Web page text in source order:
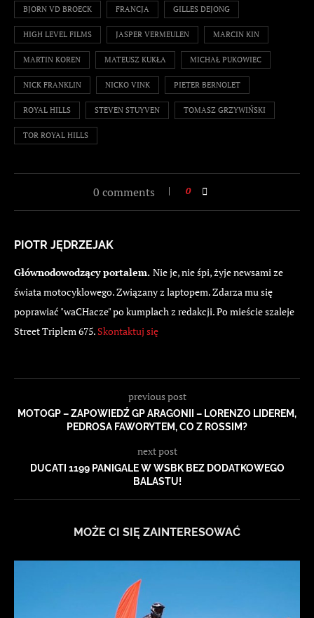
BJORN VD BROECK FRANCJA GILLES DEJONG
HIGH LEVEL FILMS JASPER VERMEULEN MARCIN KIN
MARTIN KOREN MATEUSZ KUKŁA MICHAŁ PUKOWIEC
NICK FRANKLIN NICKO VINK PIETER BERNOLET
ROYAL HILLS STEVEN STUYVEN TOMASZ GRZYWIŃSKI
TOR ROYAL HILLS
0 comments 0
PIOTR JĘDRZEJAK
Głównodowodzący portalem. Nie je, nie śpi, żyje newsami ze
świata motocyklowego. Związany z laptopem. Zdarza mu się
poprawiać "waCHacze" po kumplach z redakcji. Po mieście szaleje
Street Triplem 675. Skontaktuj się
previous post
MOTOGP – ZAPOWIEDŹ GP ARAGONII – LORENZO LIDEREM,
PEDROSA FAWORYTEM, CO Z ROSSIM?
next post
DUCATI 1199 PANIGALE W WSBK BEZ DODATKOWEGO
BALASTU!
MOŻE CI SIĘ ZAINTERESOWAĆ